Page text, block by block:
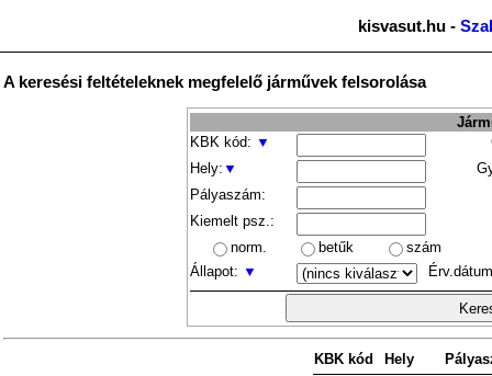
kisvasut.hu -
A keresési feltételeknek megfelelő járművek felsorolása
KBK kód: ▼
Hely: ▼
Pályaszám:
Kiemelt psz.:
norm.
betűk
szám
Állapot: ▼
KBK kód Hely